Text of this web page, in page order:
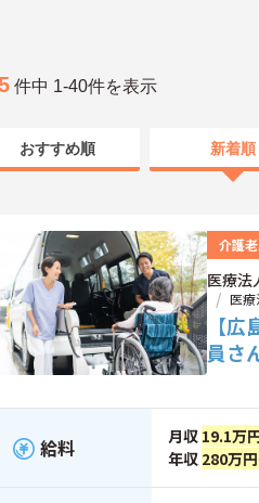
件中 1-40件を表示
おすすめ順 新着順
介護
医療法
医
【
員さ
給料 月収 19.1万
年収 280万